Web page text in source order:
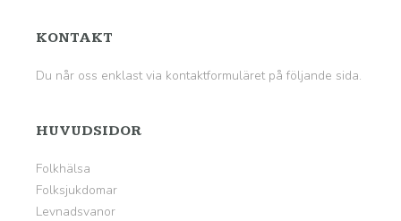
KONTAKT
Du når oss enklast via kontaktformuläret på följande sida.
HUVUDSIDOR
Folkhälsa
Folksjukdomar
Levnadsvanor